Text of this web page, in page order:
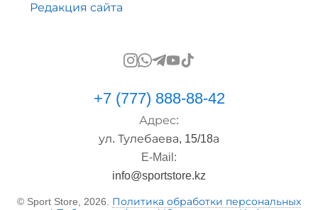
Редакция сайта
+7 (777) 888-88-42
Адрес:
ул. Тулебаева, 15/18а
E-Mail:
info@sportstore.kz
© Sport Store, 2026. Политика обработки персональных